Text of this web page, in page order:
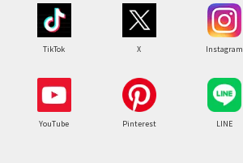
TikTok X Instagram
YouTube Pinterest LINE